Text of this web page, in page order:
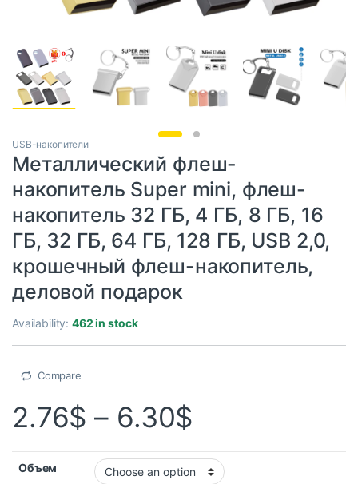
USB-накопители
Металлический флеш-
накопитель Super mini, флеш-
накопитель 32 ГБ, 4 ГБ, 8 ГБ, 16
ГБ, 32 ГБ, 64 ГБ, 128 ГБ, USB 2,0,
крошечный флеш-накопитель,
деловой подарок
Availability:462 in stock
Compare
2.76$ – 6.30$
Объем